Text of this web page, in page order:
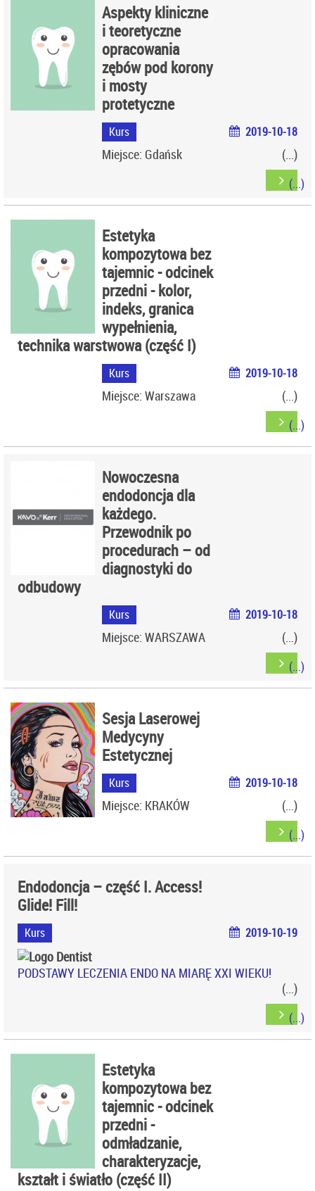
Aspekty kliniczne
i teoretyczne
opracowania
zębów pod korony
i mosty
protetyczne
Kurs 2019-10-18
Miejsce: Gdańsk
Estetyka
kompozytowa bez
tajemnic - odcinek
przedni - kolor,
indeks, granica
wypełnienia,
technika warstwowa (część I)
Kurs 2019-10-18
Miejsce: Warszawa
Nowoczesna
endodoncja dla
każdego.
Przewodnik po
procedurach – od
diagnostyki do
odbudowy
Kurs 2019-10-18
Miejsce: WARSZAWA
Sesja Laserowej
Medycyny
Estetycznej
Kurs 2019-10-18
Miejsce: KRAKÓW
Endodoncja – część I. Access!
Glide! Fill!
Kurs 2019-10-19
PODSTAWY LECZENIA ENDO NA MIARĘ XXI WIEKU!
Estetyka
kompozytowa bez
tajemnic - odcinek
przedni -
odmładzanie,
charakteryzacje,
kształt i światło (część II)